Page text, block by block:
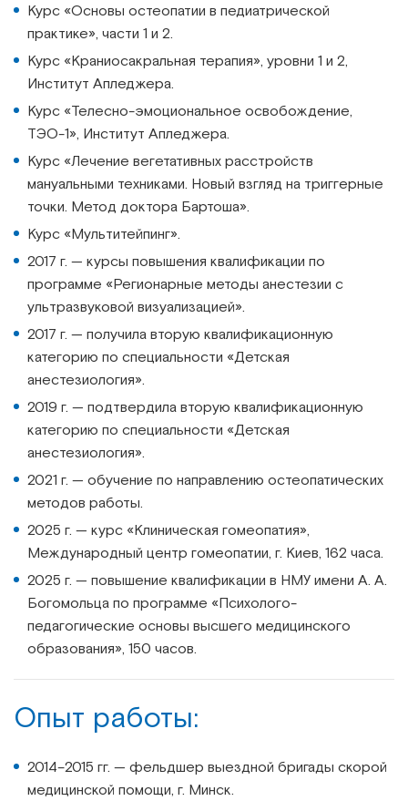
Курс «Основы остеопатии в педиатрической
практике», части 1 и 2.
Курс «Краниосакральная терапия», уровни 1 и 2,
Институт Апледжера.
Курс «Телесно-эмоциональное освобождение,
ТЭО-1», Институт Апледжера.
Курс «Лечение вегетативных расстройств
мануальными техниками. Новый взгляд на триггерные
точки. Метод доктора Бартоша».
Курс «Мультитейпинг».
2017 г. — курсы повышения квалификации по
программе «Регионарные методы анестезии с
ультразвуковой визуализацией».
2017 г. — получила вторую квалификационную
категорию по специальности «Детская
анестезиология».
2019 г. — подтвердила вторую квалификационную
категорию по специальности «Детская
анестезиология».
2021 г. — обучение по направлению остеопатических
методов работы.
2025 г. — курс «Клиническая гомеопатия»,
Международный центр гомеопатии, г. Киев, 162 часа.
2025 г. — повышение квалификации в НМУ имени А. А.
Богомольца по программе «Психолого-
педагогические основы высшего медицинского
образования», 150 часов.
Опыт работы:
2014–2015 гг. — фельдшер выездной бригады скорой
медицинской помощи, г. Минск.